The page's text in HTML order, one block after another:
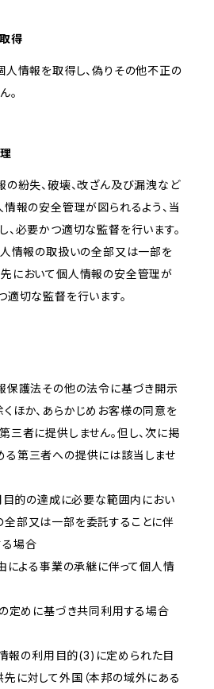
得
人情報を取得し、偽りその他不正の
。
の紛失、破壊、改ざん及び漏洩など
情報の安全管理が図られるよう、当
、必要かつ適切な監督を行います。
人情報の取扱いの全部又は一部を
において個人情報の安全管理が
適切な監督を行います。
保護法その他の法令に基づき開示
ほか、あらかじめお客様の同意を
三者に提供しません。但し、次に掲
る第三者への提供には該当しませ
目的の達成に必要な範囲内におい
部又は一部を委託することに伴
る場合
による事業の承継に伴って個人情
の定めに基づき共同利用する場合
報の利用目的(3)に定められた目
に対して外国（本邦の域外にある